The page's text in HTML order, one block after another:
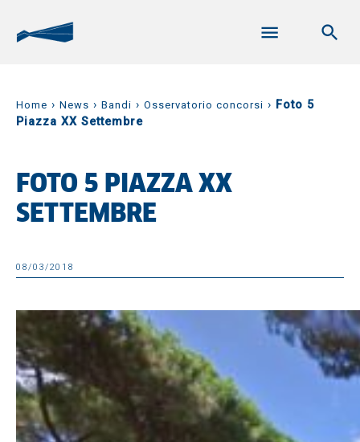
Home › News › Bandi › Osservatorio concorsi › Foto 5
Piazza XX Settembre
FOTO 5 PIAZZA XX
SETTEMBRE
08/03/2018